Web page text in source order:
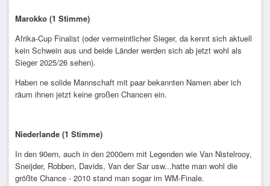
Marokko (1 Stimme)
Afrika-Cup Finalist (oder vermeintlicher Sieger, da kennt sich aktuell
kein Schwein aus und beide Länder werden sich ab jetzt wohl als
Sieger 2025/26 sehen).
Haben ne solide Mannschaft mit paar bekannten Namen aber ich
räum ihnen jetzt keine großen Chancen ein.
Niederlande (1 Stimme)
In den 90ern, auch in den 2000ern mit Legenden wie Van Nistelrooy,
Sneijder, Robben, Davids, Van der Sar usw...hatte man wohl die
größte Chance - 2010 stand man sogar im WM-Finale.